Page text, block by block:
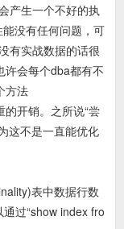
产生一个不好的执
没有任何问题，可
有实战数据的话很
许会每个dba都有不
方法
开销。之所说“尝
这不是一直能优化
表中数据行数
过“show index fro